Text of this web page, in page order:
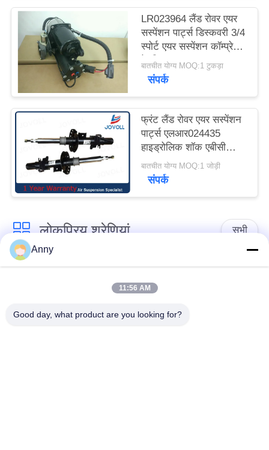
LR023964 लैंड रोवर एयर
सस्पेंशन पार्ट्स डिस्कवरी 3/4
स्पोर्ट एयर सस्पेंशन कॉम्प्रेसर
के लिए
बातचीत योग्य MOQ:1 टुकड़ा
संपर्क
फ्रंट लैंड रोवर एयर सस्पेंशन
पार्ट्स एलआर024435
हाइड्रोलिक शॉक एबीसी
स्ट्रट
बातचीत योग्य MOQ:1 जोड़ी
संपर्क
लोकप्रिय श्रेणियां सभी
मर्सिडीज बेंज एयर सस्पेंशन
बीएमडब्ल्यू एयर सस्पेंशन
पार्ट्स
ऑडी एयर सस्पेंशन पार्ट्स हवा निलंबन सदमे अवशोषक
Anny
11:56 AM
Good day, what product are you looking for?